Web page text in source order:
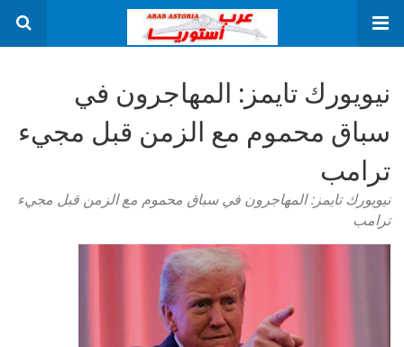
نيويورك تايمز: المهاجرون في
سباق محموم مع الزمن قبل مجيء
ترامب
نيويورك تايمز: المهاجرون في سباق محموم مع الزمن قبل مجيء
ترامب